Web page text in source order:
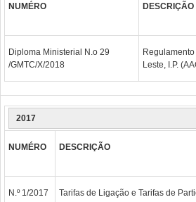
NUMÉRO DESCRIÇÃO
Diploma Ministerial N.o 29
/GMTC/X/2018
Leste, I.P.
2017
NUMÉRO DESCRIÇÃO
N.º 1/2017 Tarifas de Ligação e Tarifas de